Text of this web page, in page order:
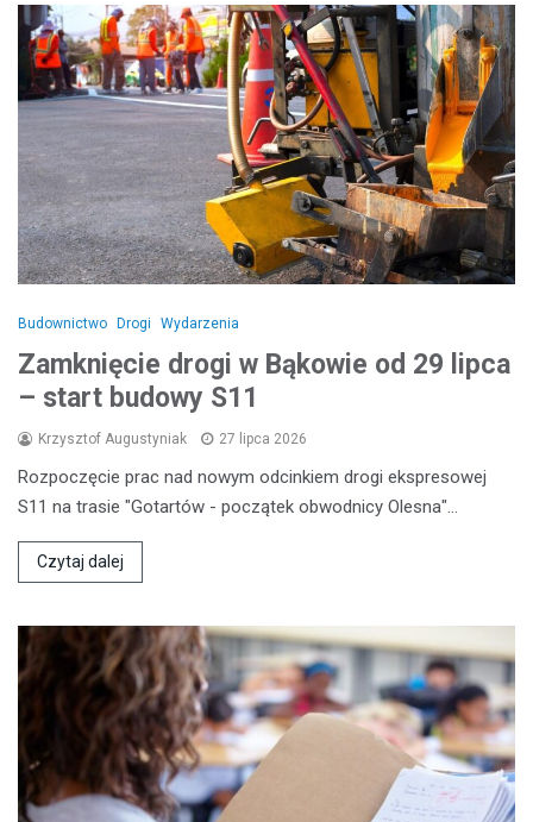
Budownictwo Drogi Wydarzenia
Zamknięcie drogi w Bąkowie od 29 lipca
– start budowy S11
Krzysztof Augustyniak 27 lipca 2026
Rozpoczęcie prac nad nowym odcinkiem drogi ekspresowej
S11 na trasie "Gotartów - początek obwodnicy Olesna"…
Czytaj dalej